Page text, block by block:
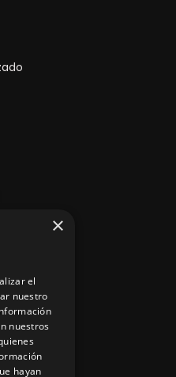
×
el
nuestro
nuestros
hayan